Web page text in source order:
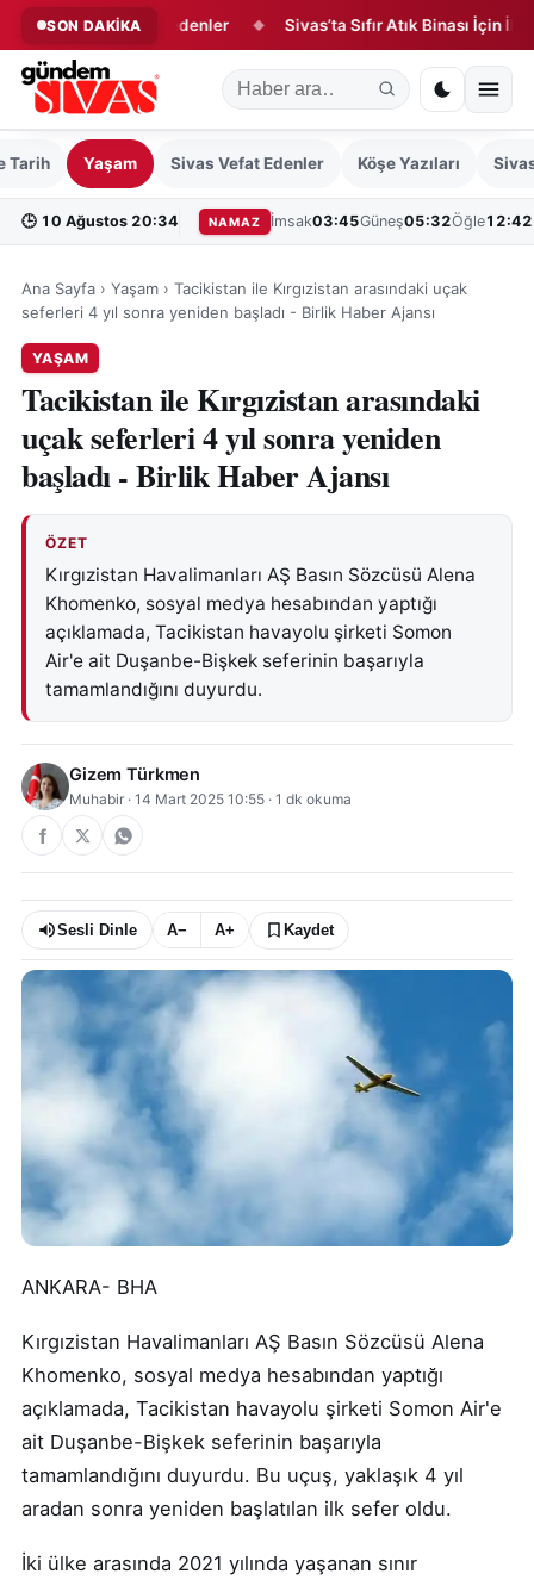
SON DAKİKA
günü vefat edenler ◆ Sivas’ta Sıfır Atık Binası İçin İlk Adım
Tarih Yaşam Sivas Vefat Edenler Köşe Yazıları
🕒 10 Ağustos 20:34 NAMAZ İmsak03:45Güneş05:32Öğle12:42
Ana Sayfa › Yaşam › Tacikistan ile Kırgızistan arasındaki uçak
seferleri 4 yıl sonra yeniden başladı - Birlik Haber Ajansı
YAŞAM
Tacikistan ile Kırgızistan arasındaki
uçak seferleri 4 yıl sonra yeniden
başladı - Birlik Haber Ajansı
ÖZET
Kırgızistan Havalimanları AŞ Basın Sözcüsü Alena
Khomenko, sosyal medya hesabından yaptığı
açıklamada, Tacikistan havayolu şirketi Somon
Air'e ait Duşanbe-Bişkek seferinin başarıyla
tamamlandığını duyurdu.
Gizem Türkmen
Muhabir · 14 Mart 2025 10:55 · 1 dk okuma
Sesli Dinle A− A+ Kaydet
ANKARA- BHA
Kırgızistan Havalimanları AŞ Basın Sözcüsü Alena
Khomenko, sosyal medya hesabından yaptığı
açıklamada, Tacikistan havayolu şirketi Somon Air'e
ait Duşanbe-Bişkek seferinin başarıyla
tamamlandığını duyurdu. Bu uçuş, yaklaşık 4 yıl
aradan sonra yeniden başlatılan ilk sefer oldu.
İki ülke arasında 2021 yılında yaşanan sınır